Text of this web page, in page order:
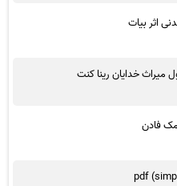
اثر بیات
میراث خدایان رینا کنت
فادن